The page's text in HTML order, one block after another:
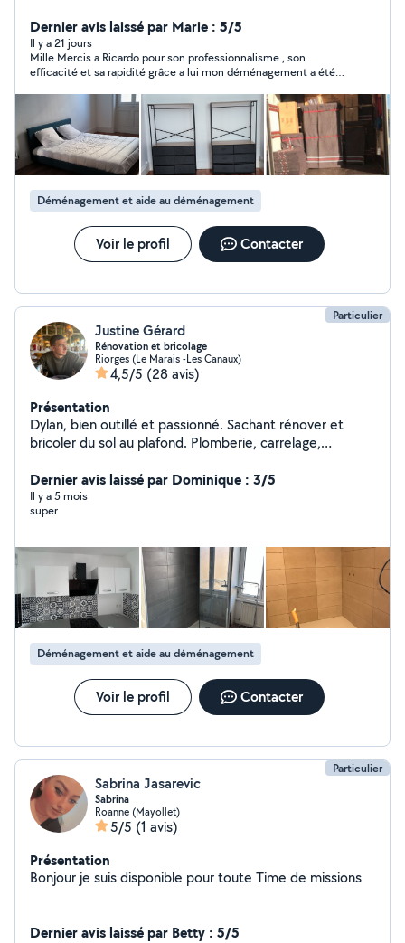
proprement Je parcours toutes distances Je suis
également équiper de beaucoup de matériels pour les
déménagements Travail propre,soigneux ainsi que
sérieux sont mes atouts Aménagement intérieur (
montage de mobiliers en kit, installation de luminaires
etc) Entretien extérieur: Jardinage Tonte
Débroussaillage Désherber Plantation Cordialement
Dernier avis laissé par Marie : 5/5
Il y a 21 jours
Mille Mercis a Ricardo pour son professionnalisme , son
efficacité et sa rapidité grâce a lui mon déménagement a été
arrivé , n'hésitez pas a faire appel a ses services vous ne serez
pas déçu .
Déménagement et aide au déménagement
Voir le profil Contacter
Particulier
Justine Gérard
Rénovation et bricolage
Riorges (Le Marais -Les Canaux)
4,5/5 (28 avis)
Présentation
Dylan, bien outillé et passionné. Sachant rénover et
bricoler du sol au plafond. Plomberie, carrelage,
très propre.
Dernier avis laissé par Dominique : 3/5
Il y a 5 mois
super
Déménagement et aide au déménagement
Voir le profil Contacter
Particulier
Sabrina Jasarevic
Sabrina
Roanne (Mayollet)
5/5 (1 avis)
Présentation
Bonjour je suis disponible pour toute Time de missions
Dernier avis laissé par Betty : 5/5